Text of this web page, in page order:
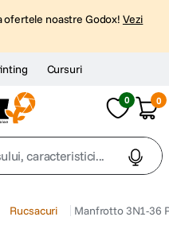
ofertele noastre Godox! Vezi
Cursuri
0 0
caracteristici...
Rucsacuri Manfrotto 3N1-36